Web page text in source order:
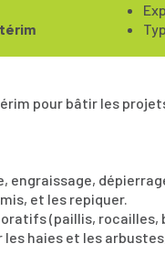
pour bâtir les
engraissage,
et les repiquer.
(paillis, rocailles,
haies et les